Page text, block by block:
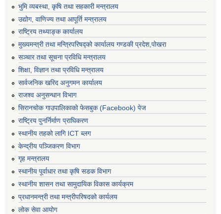
भुमि व्यबस्था, कृषि तथा सहकारी मन्त्रालय
उद्योग, वाणिज्य तथा आपूर्ति मन्त्रालय
राष्ट्रिय तथ्याङ्क कार्यालय
मुख्यमन्त्री तथा मन्त्रिपरिषद्को कार्यालय गण्डकी प्रदेश,पोखरा
सञ्‍चार तथा सूचना प्रविधि मन्त्रालय
शिक्षा, विज्ञान तथा प्रविधि मन्त्रालय
सार्वजनिक खरिद अनुगमन कार्यालय
राजश्व अनुसन्धान विभाग
सिरानचोक गाउपालिकाको फेसबुक (Facebook) पेज
राष्ट्रिय पुनर्निर्माण प्राघिकरण
स्थानीय तहको लागि ICT ब्लग
केन्द्रीय पञ्जिकरण विभाग
गृह मन्त्रालय
स्थानीय पूर्वाधार तथा कृषि सडक विभाग
स्थानीय शासन तथा सामुदायिक विकास कार्यक्रम
प्रधानमन्त्री तथा मन्त्रीपरिषदको कार्यलय
लोक सेवा आयोग